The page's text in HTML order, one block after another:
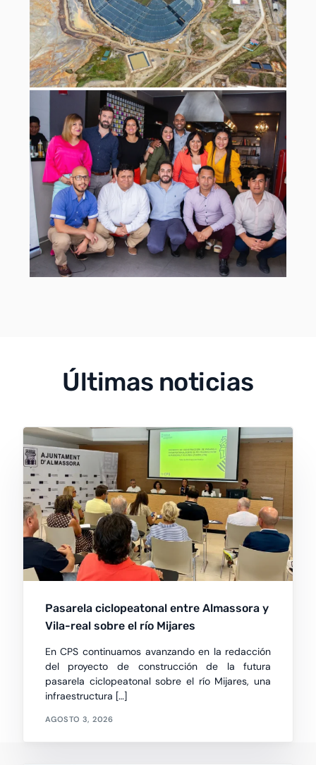
Últimas noticias
Pasarela ciclopeatonal entre Almassora y
Vila-real sobre el río Mijares
En CPS continuamos avanzando en la redacción
del proyecto de construcción de la futura
pasarela ciclopeatonal sobre el río Mijares, una
infraestructura […]
AGOSTO 3, 2026